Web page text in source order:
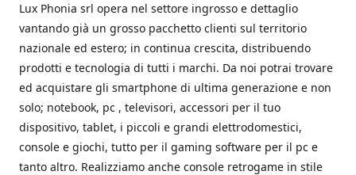
Lux Phonia srl opera nel settore ingrosso e dettaglio
vantando già un grosso pacchetto clienti sul territorio
nazionale ed estero; in continua crescita, distribuendo
prodotti e tecnologia di tutti i marchi. Da noi potrai trovare
ed acquistare gli smartphone di ultima generazione e non
solo; notebook, pc , televisori, accessori per il tuo
dispositivo, tablet, i piccoli e grandi elettrodomestici,
console e giochi, tutto per il gaming software per il pc e
tanto altro. Realizziamo anche console retrogame in stile